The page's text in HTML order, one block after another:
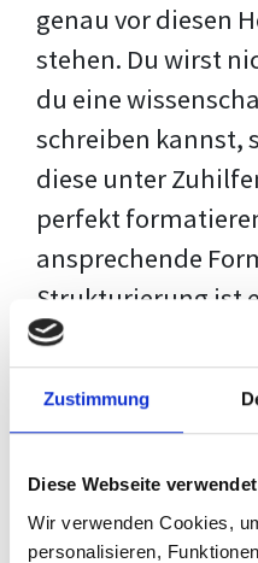
Zustimmung
Diese Webseite
Wir verwenden Cookies,
personalisieren,
genau vor diesen
stehen. Du wirst
du eine
schreiben kannst,
diese unter
perfekt
ansprechende
Strukturierung ist
wie der Inhalt
eigene
Schulung ist so
deiner
anstatt eine